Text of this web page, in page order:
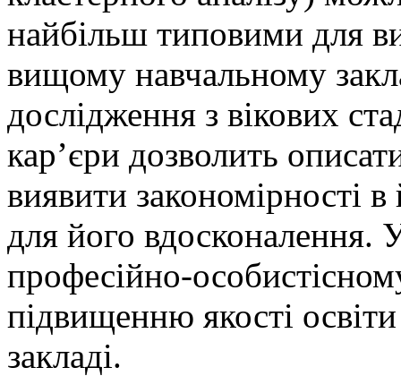
найбільш типовими для
вищому навчальному
дослідження з вікових
кар’єри дозволить
виявити закономірності
для його вдосконалення.
професійно-
підвищенню якості
закладі.